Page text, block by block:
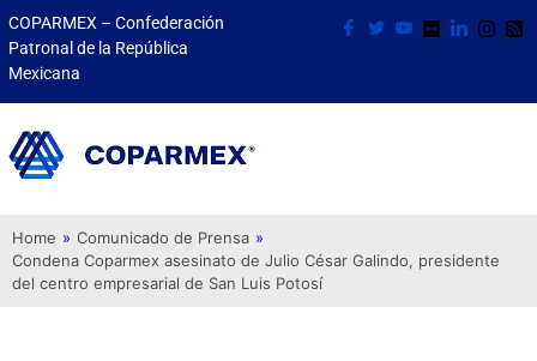
COPARMEX – Confederación
Patronal de la República
Mexicana
Home » Comunicado de Prensa »
Condena Coparmex asesinato de Julio César Galindo, presidente
del centro empresarial de San Luis Potosí